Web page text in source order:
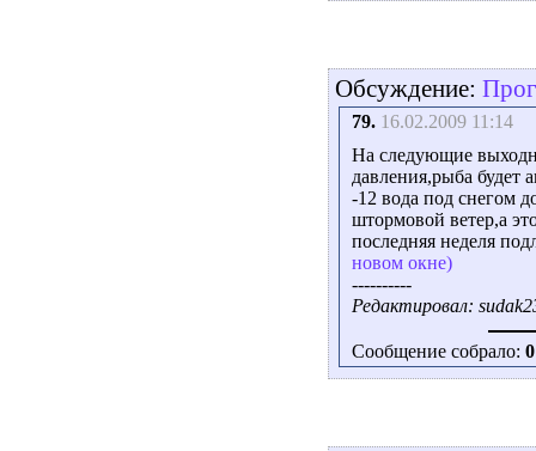
Обсуждение:
79. 16.02.2009 11:14
На следующие
давления,рыба будет
-12 вода под снегом
штормовой ветер,а
последняя неделя
новом окне)
----------
Редактировал:
Сообщение собрало: 0